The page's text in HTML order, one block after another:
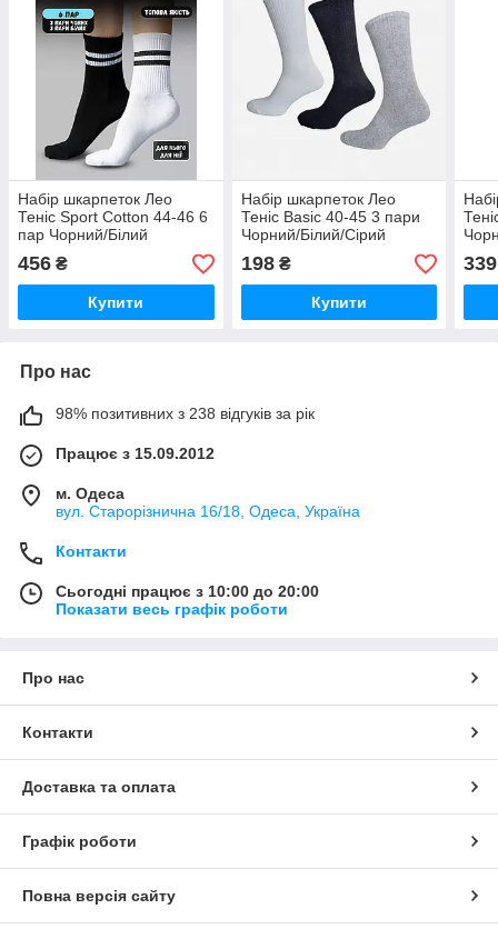
Набір шкарпеток Лео
Теніс Sport Cotton 44-46 6
пар Чорний/Білий
456 ₴
Купити
Набір шкарпеток Лео
Теніс Basic 40-45 3 пари
Чорний/Білий/Сірий
198₴
Купити
339
Про нас
98% позитивних з 238 відгуків за рік
Працює з 15.09.2012
м. Одеса
вул. Старорізнична 16/18, Одеса, Україна
Контакти
Сьогодні працює з 10:00 до 20:00
Показати весь графік роботи
Про нас
Контакти
Доставка та оплата
Графік роботи
Повна версія сайту